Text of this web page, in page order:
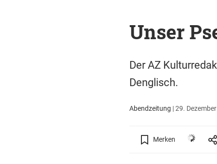
Unser
Der AZ
Denglisch.
Abendzeitung |29.
Merken